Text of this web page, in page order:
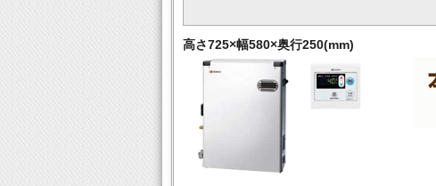
高さ725×幅580×奥行250(mm)